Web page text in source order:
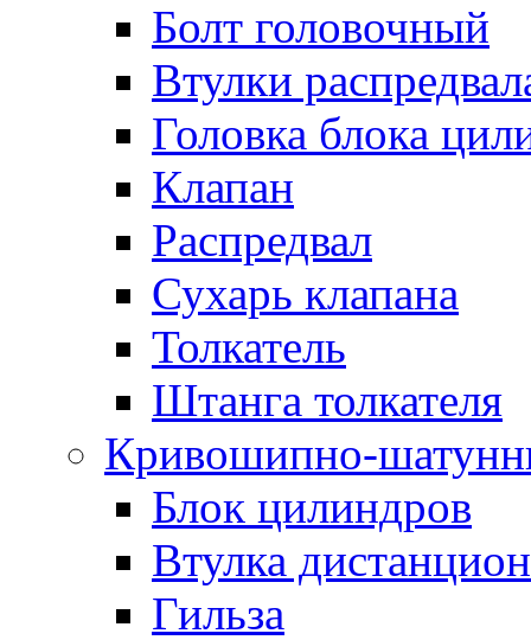
Болт головочный
Втулки
Головка блока
Клапан
Распредвал
Сухарь клапана
Толкатель
Штанга толкателя
Кривошипно-
Блок цилиндров
Втулка
Гильза